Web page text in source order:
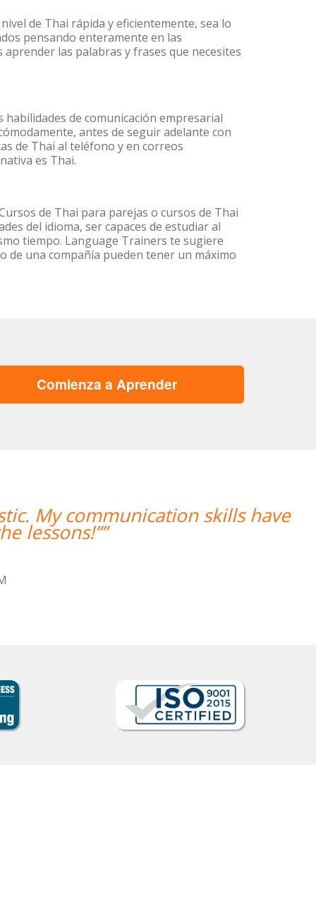
de Thai rápida y eficientemente, sea lo
pensando enteramente en las
las palabras y frases que necesites
de comunicación empresarial
antes de seguir adelante con
de Thai al teléfono y en correos
es Thai.
de Thai para parejas o cursos de Thai
del idioma, ser capaces de estudiar al
tiempo. Language Trainers te sugiere
de una compañía pueden tener un máximo
Comienza a Aprender
have “”Hemos realizado